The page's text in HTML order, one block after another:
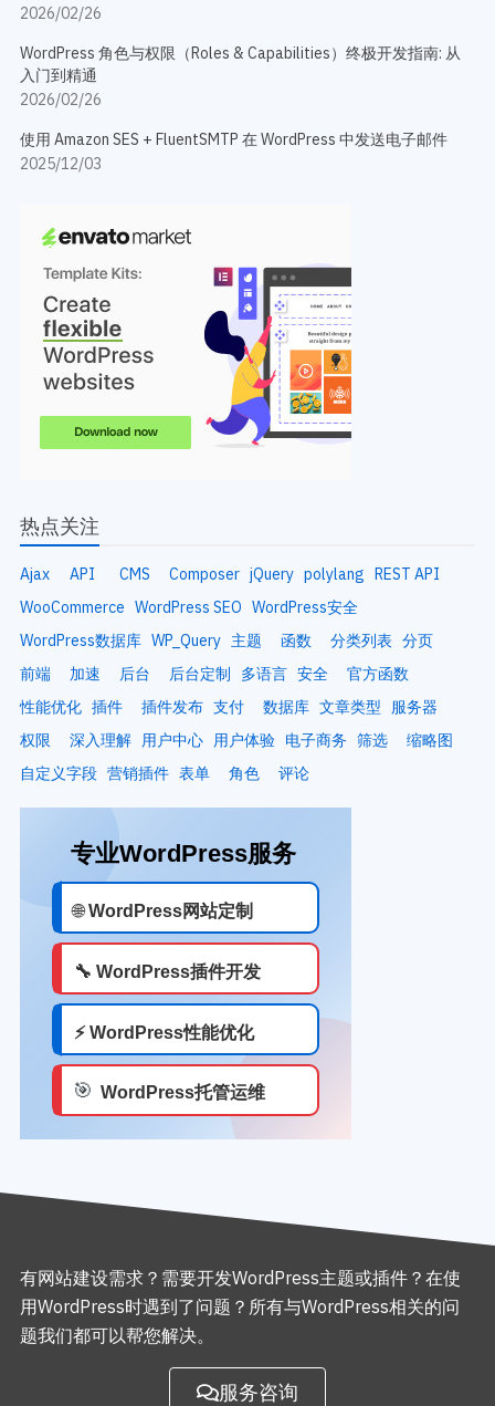
2026/02/26
WordPress 角色与权限（Roles & Capabilities）终极开发指南: 从
入门到精通
2026/02/26
使用 Amazon SES + FluentSMTP 在 WordPress 中发送电子邮件
2025/12/03
热点关注
Ajax API CMS Composer jQuery polylang REST API
WooCommerce WordPress SEO WordPress安全
WordPress数据库 WP_Query 主题 函数 分类列表 分页
前端
加速 后台 后台定制 多语言 安全
官方函数
性能优化 插件 插件发布 支付 数据库 文章类型
服务器
权限
深入理解 用户中心 用户体验 电子商务 筛选
缩略图
自定义字段 营销插件 表单 角色 评论
有网站建设需求？需要开发WordPress主题或插件？在使
用WordPress时遇到了问题？所有与WordPress相关的问
题我们都可以帮您解决。
服务咨询